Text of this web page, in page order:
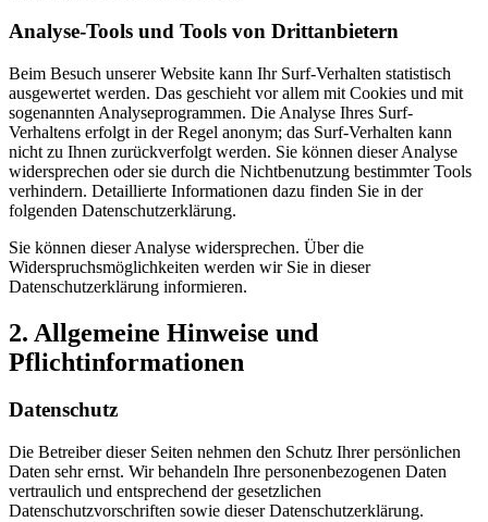
Analyse-Tools und Tools von Drittanbietern
Beim Besuch unserer Website kann Ihr Surf-Verhalten statistisch
ausgewertet werden. Das geschieht vor allem mit Cookies und mit
sogenannten Analyseprogrammen. Die Analyse Ihres Surf-
Verhaltens erfolgt in der Regel anonym; das Surf-Verhalten kann
nicht zu Ihnen zurückverfolgt werden. Sie können dieser Analyse
widersprechen oder sie durch die Nichtbenutzung bestimmter Tools
verhindern. Detaillierte Informationen dazu finden Sie in der
folgenden Datenschutzerklärung.
Sie können dieser Analyse widersprechen. Über die
Widerspruchsmöglichkeiten werden wir Sie in dieser
Datenschutzerklärung informieren.
2. Allgemeine Hinweise und
Pflichtinformationen
Datenschutz
Die Betreiber dieser Seiten nehmen den Schutz Ihrer persönlichen
Daten sehr ernst. Wir behandeln Ihre personenbezogenen Daten
vertraulich und entsprechend der gesetzlichen
Datenschutzvorschriften sowie dieser Datenschutzerklärung.